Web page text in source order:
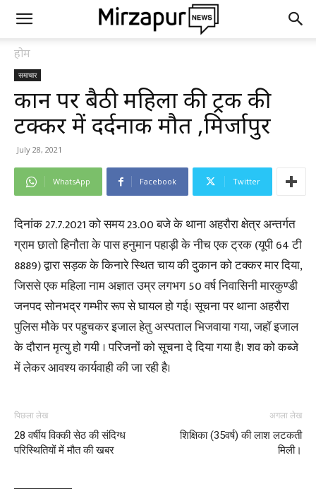
होम
समाचार
दुकान पर बैठी महिला की ट्रक की
टक्कर में दर्दनाक मौत ,मिर्जापुर
July 28, 2021
WhatsApp Facebook Twitter
दिनांक 27.7.2021 को समय 23.00 बजे के थाना अहरौरा क्षेत्र अन्तर्गत
ग्राम छातो हिनौता के पास हनुमान पहाड़ी के नीच एक ट्रक (यूपी 64 टी
8889) द्वारा सड़क के किनारे स्थित चाय की दुकान को टक्कर मार दिया,
जिससे एक महिला नाम अज्ञात उम्र लगभग 50 वर्ष निवासिनी मारकुण्डी
जनपद सोनभद्र गम्भीर रूप से घायल हो गई। सूचना पर थाना अहरौरा
पुलिस मौके पर पहुचकर इजाल हेतु अस्पताल भिजवाया गया, जहॉ इजाल
के दौरान मृत्यु हो गयी । परिजनों को सूचना दे दिया गया है। शव को कब्जे
में लेकर आवश्य कार्यवाही की जा रही है।
पिछला लेख
28 वर्षीय विक्की सेठ की संदिग्ध
परिस्थितियों में मौत की खबर
अगला लेख
शिक्षिका (35वर्ष) की लाश लटकती
मिली।